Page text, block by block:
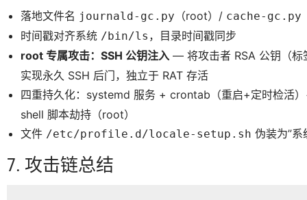
落地文件名 journald-gc.py （root）/ cache-gc.py
时间戳对齐系统 /bin/ls ，目录时间戳同步
root 专属攻击：SSH 公钥注入 — 将攻击者 RSA 公钥（
实现永久 SSH 后门，独立于 RAT 存活
四重持久化：systemd 服务 + crontab（重启+定时检活
shell 脚本劫持（root）
文件 /etc/profile.d/locale-setup.sh 伪装为”
7. 攻击链总结